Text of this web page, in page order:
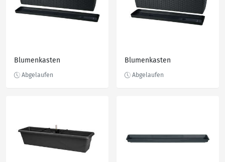
Blumenkasten Blumenkasten